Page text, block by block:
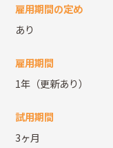
雇用期間の定め
あり
雇用期間
1年（更新あり）
試用期間
3ヶ月